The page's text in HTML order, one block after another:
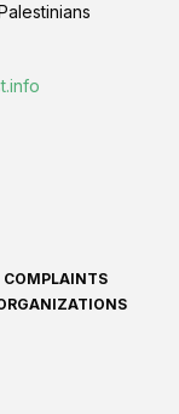
COMPLAINTS